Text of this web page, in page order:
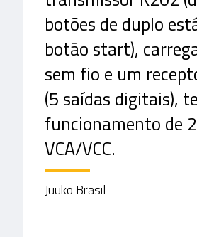
botões de duplo
botão start),
sem fio e um
(5 saídas digitais),
funcionamento de
VCA/VCC.
Juuko Brasil